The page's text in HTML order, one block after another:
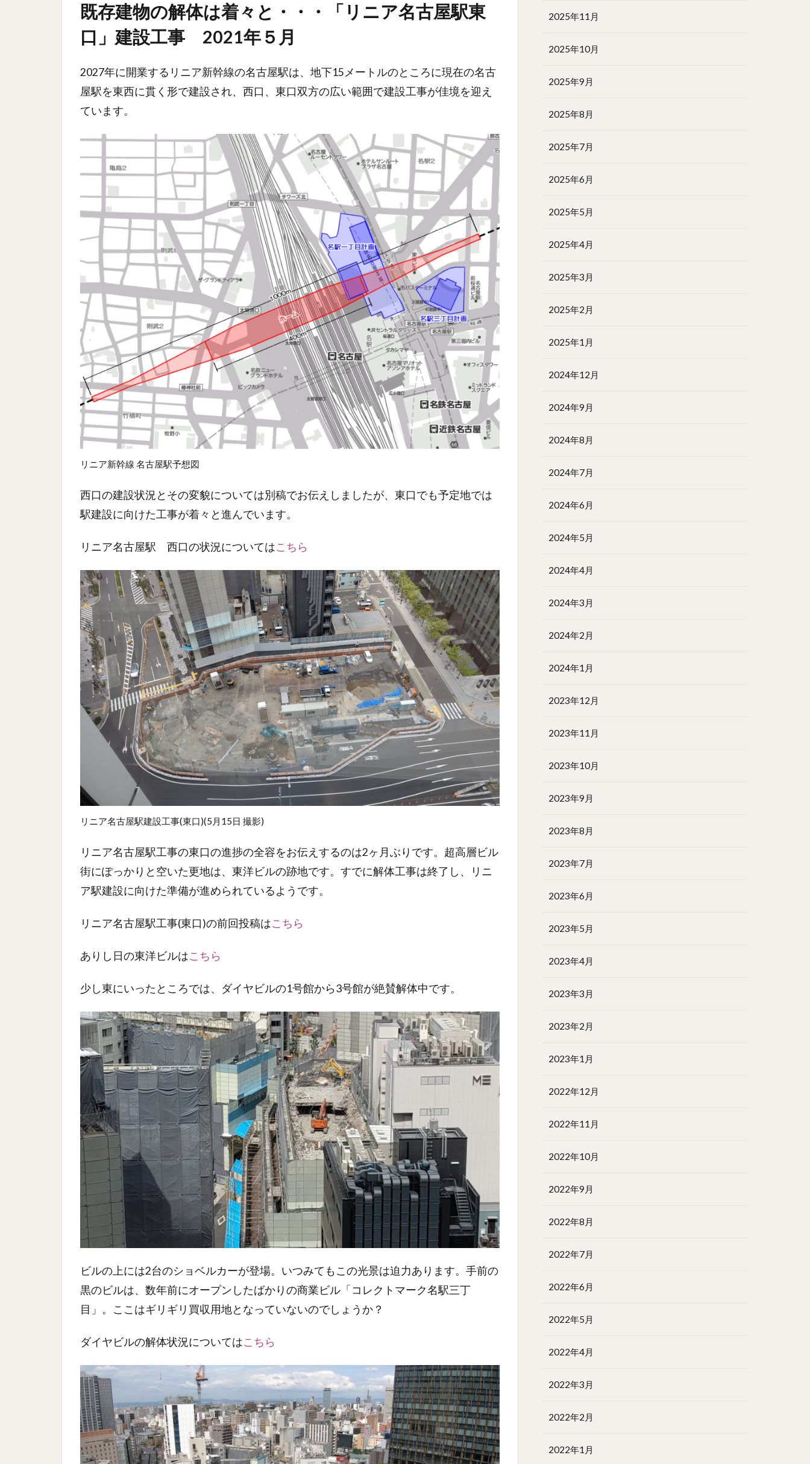
既存建物の解体は着々と・・・「リニア名古屋駅東
口」建設工事 2021年５月
2027年に開業するリニア新幹線の名古屋駅は、地下15メートルのところに現在の名古
屋駅を東西に貫く形で建設され、西口、東口双方の広い範囲で建設工事が佳境を迎え
ています。
リニア新幹線 名古屋駅予想図
西口の建設状況とその変貌については別稿でお伝えしましたが、東口でも予定地では
駅建設に向けた工事が着々と進んでいます。
リニア名古屋駅 西口の状況についてはこちら
リニア名古屋駅建設工事(東口)(5月15日 撮影)
リニア名古屋駅工事の東口の進捗の全容をお伝えするのは2ヶ月ぶりです。超高層ビル
街にぽっかりと空いた更地は、東洋ビルの跡地です。すでに解体工事は終了し、リニ
ア駅建設に向けた準備が進められているようです。
リニア名古屋駅工事(東口)の前回投稿はこちら
ありし日の東洋ビルはこちら
少し東にいったところでは、ダイヤビルの1号館から3号館が絶賛解体中です。
ビルの上には2台のショベルカーが登場。いつみてもこの光景は迫力あります。手前の
黒のビルは、数年前にオープンしたばかりの商業ビル「コレクトマーク名駅三丁
目」。ここはギリギリ買収用地となっていないのでしょうか？
ダイヤビルの解体状況についてはこちら
2025年11月
2025年10月
2025年9月
2025年8月
2025年7月
2025年6月
2025年5月
2025年4月
2025年3月
2025年2月
2025年1月
2024年12月
2024年9月
2024年8月
2024年7月
2024年6月
2024年5月
2024年4月
2024年3月
2024年2月
2024年1月
2023年12月
2023年11月
2023年10月
2023年9月
2023年8月
2023年7月
2023年6月
2023年5月
2023年4月
2023年3月
2023年2月
2023年1月
2022年12月
2022年11月
2022年10月
2022年9月
2022年8月
2022年7月
2022年6月
2022年5月
2022年4月
2022年3月
2022年2月
2022年1月